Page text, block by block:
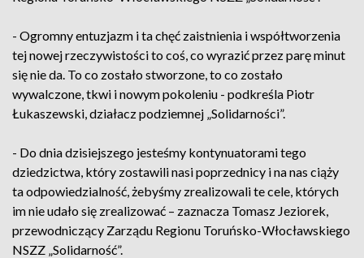
- Ogromny entuzjazm i ta chęć zaistnienia i współtworzenia
tej nowej rzeczywistości to coś, co wyrazić przez parę minut
się nie da. To co zostało stworzone, to co zostało
wywalczone, tkwi i nowym pokoleniu - podkreśla Piotr
Łukaszewski, działacz podziemnej „Solidarności”.
- Do dnia dzisiejszego jesteśmy kontynuatorami tego
dziedzictwa, który zostawili nasi poprzednicy i na nas ciąży
ta odpowiedzialność, żebyśmy zrealizowali te cele, których
im nie udało się zrealizować – zaznacza Tomasz Jeziorek,
przewodniczący Zarządu Regionu Toruńsko-Włocławskiego
NSZZ „Solidarność”.